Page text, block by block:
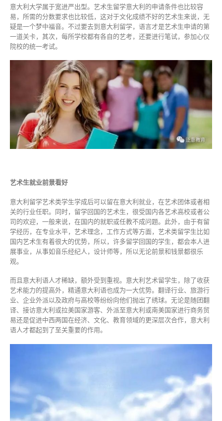
意大利大学属于宽进严出型。艺术生留学意大利的申请条件也比较容
易，所需的分数要求也比较低，这对于文化成绩不好的艺术生来说，无
疑是一个梦中福音。不过要去到意大利留学，语言才是艺术生申请的第
一道关卡，其次，每所学校都有各自的艺考，还要进行笔试，参加心仪
院校的统一考试。
艺术生就业前景看好
意大利留学艺术类学生学成后可以留在意大利就业，在艺术团体或者相
关的行业任职。同时，留学回国的艺术生，很受国内各艺术高校或者公
司的欢迎，一般来说，在国内的就职或任教不成问题。此外，由于有留
学经历，在专业水平，艺术理念，工作方式等方面，艺术类留学生比如
国内艺术生有着很大的优势，所以，许多留学回国的学生，都会本人进
展事业，从事如音乐经纪人，设计师等，所以无论前景和钱景都很乐
观。
而且意大利语人才稀缺，额外受到重视。意大利艺术留学生，除了收获
艺术能力的提高外，精通意大利语也成为一大优势。翻译行业、旅游行
业、企业外派以及政府与高校等纷纷向他们抛出了绣球。无论是随团翻
译、接访意大利或拉美国家游客、外派至意大利或南美国家进行商务贸
易还是促进中西两国在经济、文化、教育领域的更深层次合作，意大利
语人才都起到了至关重要的作用。